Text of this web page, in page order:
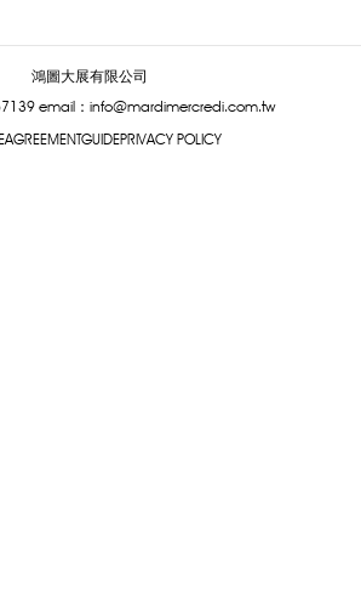
鴻圖大展有限公司
email：info@mardimercredi.com.tw
AGREEMENTGUIDEPRIVACY POLICY